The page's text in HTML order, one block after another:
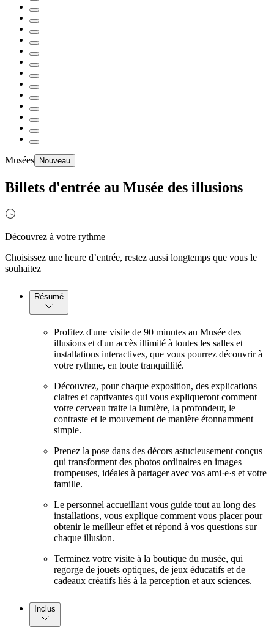
Musées Nouveau
Billets d'entrée au Musée des illusions
Découvrez à votre rythme
Choisissez une heure d’entrée, restez aussi longtemps que vous le
souhaitez
Résumé
Profitez d'une visite de 90 minutes au Musée des
illusions et d'un accès illimité à toutes les salles et
installations interactives, que vous pourrez découvrir à
votre rythme, en toute tranquillité.
Découvrez, pour chaque exposition, des explications
claires et captivantes qui vous expliqueront comment
votre cerveau traite la lumière, la profondeur, le
contraste et le mouvement de manière étonnamment
simple.
Prenez la pose dans des décors astucieusement conçus
qui transforment des photos ordinaires en images
trompeuses, idéales à partager avec vos ami·e·s et votre
famille.
Le personnel accueillant vous guide tout au long des
installations, vous explique comment vous placer pour
obtenir le meilleur effet et répond à vos questions sur
chaque illusion.
Terminez votre visite à la boutique du musée, qui
regorge de jouets optiques, de jeux éducatifs et de
cadeaux créatifs liés à la perception et aux sciences.
Inclus